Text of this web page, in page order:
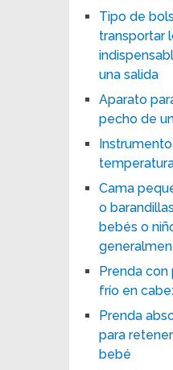
Tipo de
transportar
una salida
Aparato
pecho de
Cama
o
bebés o
Prenda
frío en
Prenda
para
bebé